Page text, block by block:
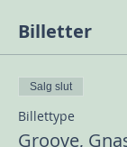
med
kop te eller kaffe
koffeinfri!).
Godnat-Yoga
time af den
helt ned i gear,
den bedste
Billetter
Salg slut
Billettype
Groove,